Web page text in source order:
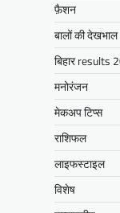
फ़ैशन
बालों की देखभाल
बिहार results
मनोरंजन
मेकअप टिप्स
राशिफल
लाइफस्टाइल
विशेष